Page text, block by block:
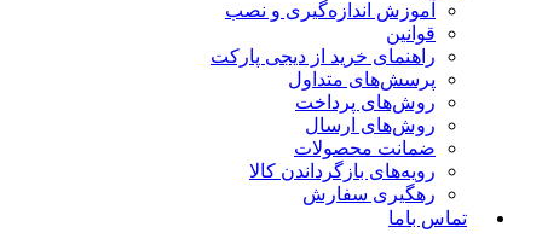
آموزش اندازه‌گیری و نصب
قوانین
راهنمای خرید از دیجی پارکت
پرسش‌های متداول
روش‌های پرداخت
روش‌های ارسال
ضمانت محصولات
رویه‌های بازگرداندن کالا
رهگیری سفارش
تماس باما